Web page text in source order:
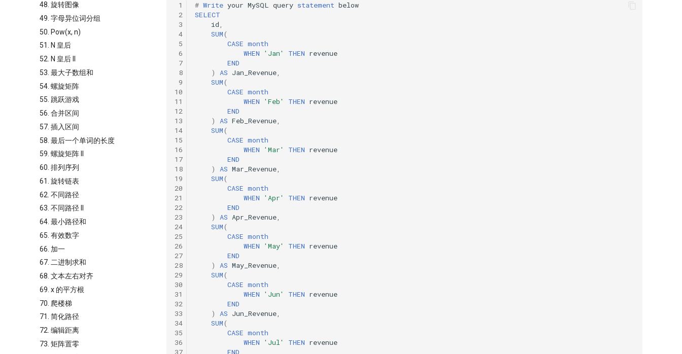
48. 旋转图像
49. 字母异位词分组
50. Pow(x, n)
51. N 皇后
52. N 皇后 II
53. 最大子数组和
54. 螺旋矩阵
55. 跳跃游戏
56. 合并区间
57. 插入区间
58. 最后一个单词的长度
59. 螺旋矩阵 II
60. 排列序列
61. 旋转链表
62. 不同路径
63. 不同路径 II
64. 最小路径和
65. 有效数字
66. 加一
67. 二进制求和
68. 文本左右对齐
69. x 的平方根
70. 爬楼梯
71. 简化路径
72. 编辑距离
73. 矩阵置零
1
2
3
4
5
6
7
8
9
10
11
12
13
14
15
16
17
18
19
20
21
22
23
24
25
26
27
28
29
30
31
32
33
34
35
36
37
# Write your MySQL query statement below
SELECT
id,
SUM(
CASE month
WHEN
'Jan' THEN revenue
END
)
AS Jan_Revenue,
SUM(
CASE month
WHEN
'Feb' THEN revenue
END
)
AS Feb_Revenue,
SUM(
CASE month
WHEN
'Mar' THEN revenue
END
)
AS Mar_Revenue,
SUM(
CASE month
WHEN
'Apr' THEN revenue
END
)
AS Apr_Revenue,
SUM(
CASE month
WHEN
'May' THEN revenue
END
)
AS May_Revenue,
SUM(
CASE month
WHEN
'Jun' THEN revenue
END
)
AS Jun_Revenue,
SUM(
CASE month
WHEN
'Jul' THEN revenue
END